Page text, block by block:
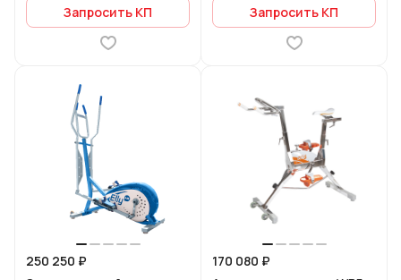
Запросить КП Запросить КП
250 250 ₽
170 080 ₽